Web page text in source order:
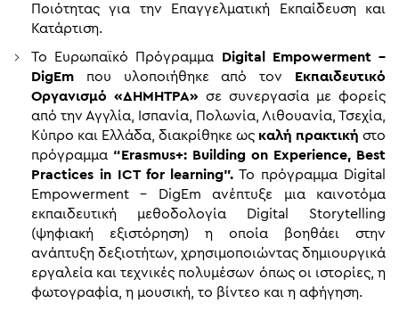
Ποιότητας για την Επαγγελματική Εκπαίδευση και
Κατάρτιση.
Το Ευρωπαϊκό Πρόγραμμα Digital Empowerment –
DigEm που υλοποιήθηκε από τον Εκπαιδευτικό
Οργανισμό «ΔΗΜΗΤΡΑ» σε συνεργασία με φορείς
από την Αγγλία, Ισπανία, Πολωνία, Λιθουανία, Τσεχία,
Κύπρο και Ελλάδα, διακρίθηκε ως καλή πρακτική στο
πρόγραμμα “Erasmus+: Building on Experience, Best
Practices in ICT for learning”. To πρόγραμμα Digital
Empowerment – DigEm ανέπτυξε μια καινοτόμα
εκπαιδευτική μεθοδολογία Digital Storytelling
(ψηφιακή εξιστόρηση) η οποία βοηθάει στην
ανάπτυξη δεξιοτήτων, χρησιμοποιώντας δημιουργικά
εργαλεία και τεχνικές πολυμέσων όπως οι ιστορίες, η
φωτογραφία, η μουσική, το βίντεο και η αφήγηση.